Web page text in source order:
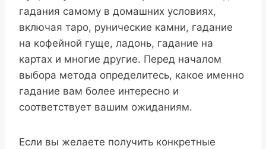
гадания самому в домашних условиях,
включая таро, рунические камни, гадание
на кофейной гуще, ладонь, гадание на
картах и многие другие. Перед началом
выбора метода определитесь, какое именно
гадание вам более интересно и
соответствует вашим ожиданиям.
Если вы желаете получить конкретные